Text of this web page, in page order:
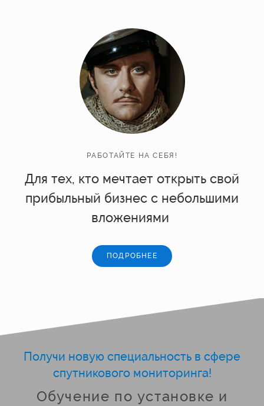
РАБОТАЙТЕ НА СЕБЯ!
Для тех, кто мечтает открыть свой
прибыльный бизнес с небольшими
вложениями
ПОДРОБНЕЕ
Получи новую специальность в сфере
спутникового мониторинга!
Обучение по установке и